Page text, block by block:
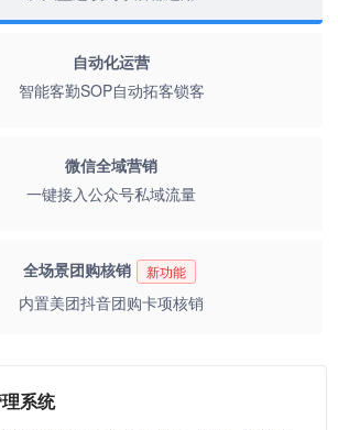
自动化运营
智能客勤SOP自动拓客锁客
微信全域营销
一键接入公众号私域流量
全场景团购核销 新功能
内置美团抖音团购卡项核销
系统